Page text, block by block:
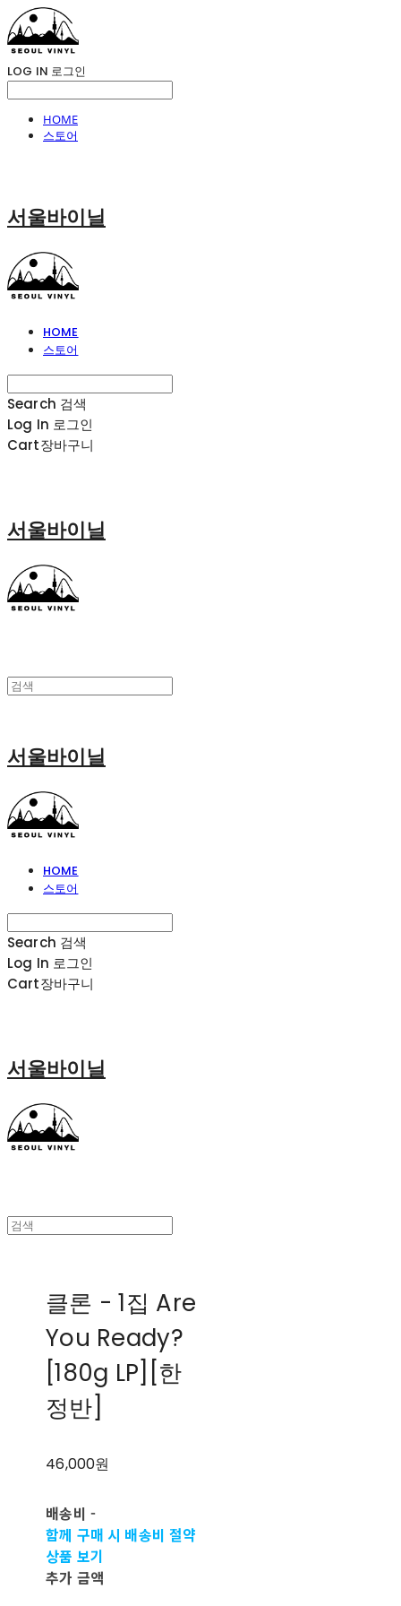
LOG IN 로그인
HOME
스토어
서울바이닐
HOME
스토어
Search 검색
Log In 로그인
Cart장바구니
서울바이닐
서울바이닐
HOME
스토어
Search 검색
Log In 로그인
Cart장바구니
서울바이닐
클론 - 1집 Are
You Ready?
[180g LP][한
정반]
46,000원
배송비 -
함께 구매 시 배송비 절약
상품 보기
추가 금액